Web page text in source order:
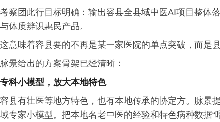
考察团此行目标明确：输出容县全县域中医AI项目整
与体质辨识惠民产品。
这意味着容县要的不再是某一家医院的单点突破，而是
脉景给出的方案骨架已经清晰：
专科小模型，放大本地特色
容县有壮医等地方特色，也有本地传承的协定方。脉景
域专家小模型。把本地名老中医的经验和特色病种数据“